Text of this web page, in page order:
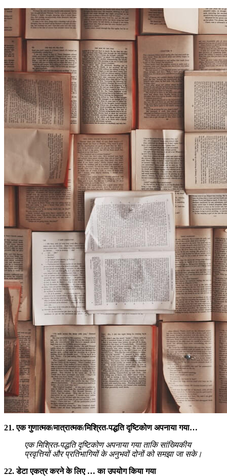
21. एक गुणात्मक/मात्रात्मक/मिश्रित-पद्धति दृष्टिकोण अपनाया गया…
एक मिश्रित-पद्धति दृष्टिकोण अपनाया गया ताकि सांख्यिकीय
प्रवृत्तियों और प्रतिभागियों के अनुभवों दोनों को समझा जा सके।
22. डेटा एकत्र करने के लिए … का उपयोग किया गया